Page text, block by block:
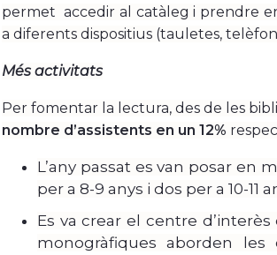
permet accedir al catàleg i prendre
a diferents dispositius (tauletes,
Més activitats
Per fomentar la lectura, des de les
nombre d’assistents en un 12%
L’any passat es van posar en
per a 8-9 anys i dos per a 10-
Es va crear el centre
monogràfiques aborden